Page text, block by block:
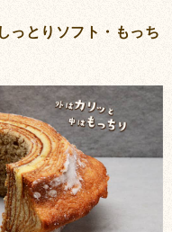
っとりソフト・もっち